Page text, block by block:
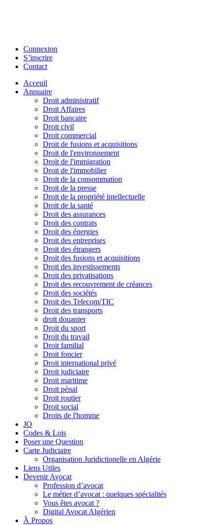
Connexion
S’inscrire
Contact
Acceuil
Annuaire
Droit administratif
Droit Affaires
Droit bancaire
Droit civil
Droit commercial
Droit de fusions et acquisitions
Droit de l'environnement
Droit de l'immigration
Droit de l'immobilier
Droit de la consommation
Droit de la presse
Droit de la propriété intellectuelle
Droit de la santé
Droit des assurances
Droit des contrats
Droit des énergies
Droit des entreprises
Droit des étrangers
Droit des fusions et acquisitions
Droit des investissements
Droit des privatisations
Droit des recouvrement de créances
Droit des sociétés
Droit des Telecom/TIC
Droit des transports
droit douanier
Droit du sport
Droit du travail
Droit familial
Droit foncier
Droit international privé
Droit judiciaire
Droit maritime
Droit pénal
Droit routier
Droit social
Droits de l'homme
JO
Codes & Lois
Poser une Question
Carte Judiciaire
Organisation Juridictionelle en Algérie
Liens Utiles
Devenir Avocat
Profession d’avocat
Le métier d’avocat : quelques spécialités
Vous êtes avocat ?
Digital Avocat Algérien
À Propos